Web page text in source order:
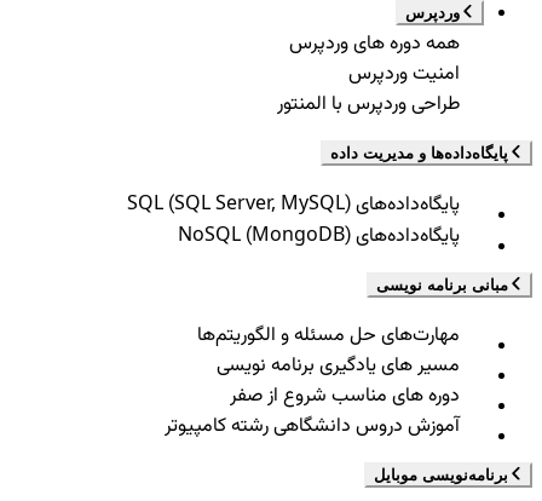
وردپرس
همه دوره های وردپرس
امنیت وردپرس
طراحی وردپرس با المنتور
پایگاه‌داده‌ها و مدیریت داده
پایگاه‌داده‌های SQL (SQL Server, MySQL)
پایگاه‌داده‌های NoSQL (MongoDB)
مبانی برنامه نویسی
مهارت‌های حل مسئله و الگوریتم‌ها
مسیر های یادگیری برنامه نویسی
دوره های مناسب شروع از صفر
آموزش دروس دانشگاهی رشته کامپیوتر
برنامه‌نویسی موبایل